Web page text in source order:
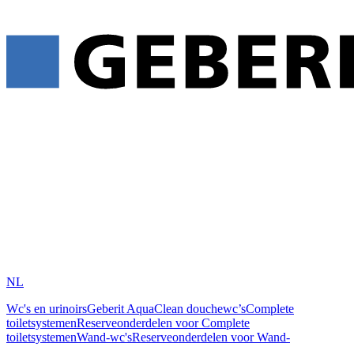
NL
Wc's en urinoirsGeberit AquaClean douchewc’sComplete
toiletsystemenReserveonderdelen voor Complete
toiletsystemenWand-wc'sReserveonderdelen voor Wand-